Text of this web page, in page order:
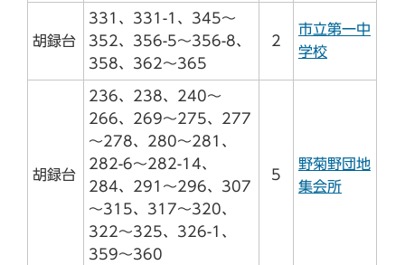
胡録台
331、331-1、345～
352、356-5～356-8、
358、362～365
2
市立第一中
学校
胡録台
236、238、240～
266、269～275、277
～278、280～281、
282-6～282-14、
284、291～296、307
～315、317～320、
322～325、326-1、
359～360
5
野菊野団地
集会所